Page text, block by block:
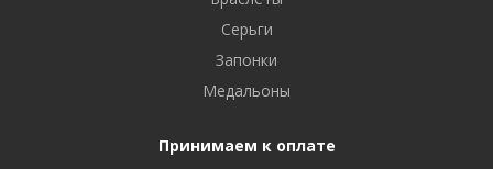
Серьги
Запонки
Медальоны
Принимаем к оплате